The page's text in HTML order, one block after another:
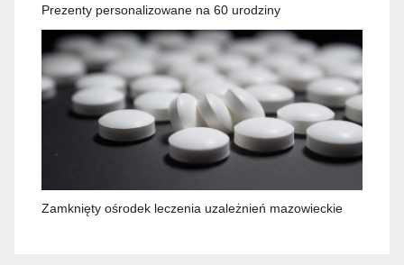
Prezenty personalizowane na 60 urodziny
Zamknięty ośrodek leczenia uzależnień mazowieckie